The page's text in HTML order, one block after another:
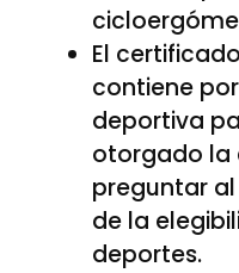
El
contiene
deportiva
otorgado la
preguntar
de la
deportes.